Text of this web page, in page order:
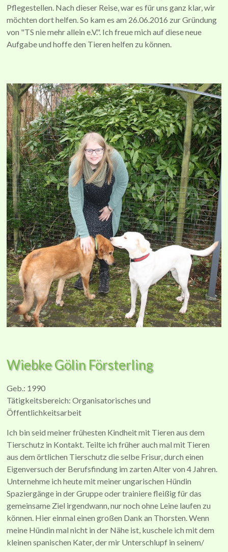
Pflegestellen. Nach dieser Reise, war es für uns ganz klar, wir
möchten dort helfen. So kam es am 26.06.2016 zur Gründung
von "TS nie mehr allein e.V.". Ich freue mich auf diese neue
Aufgabe und hoffe den Tieren helfen zu können.
Wiebke Gölin Försterling
Geb.: 1990
Tätigkeitsbereich: Organisatorisches und
Öffentlichkeitsarbeit
Ich bin seid meiner frühesten Kindheit mit Tieren aus dem
Tierschutz in Kontakt. Teilte ich früher auch mal mit Tieren
aus dem örtlichen Tierschutz die selbe Frisur, durch einen
Eigenversuch der Berufsfindung im zarten Alter von 4 Jahren.
Unternehme ich heute mit meiner ungarischen Hündin
Spaziergänge in der Gruppe oder trainiere fleißig für das
gemeinsame Ziel irgendwann, nur noch ohne Leine laufen zu
können. Hier einmal einen großen Dank an Thorsten. Wenn
meine Hündin mal nicht in der Nähe ist, kuschele ich mit dem
kleinen spanischen Kater, der mir Unterschlupf in seinem/